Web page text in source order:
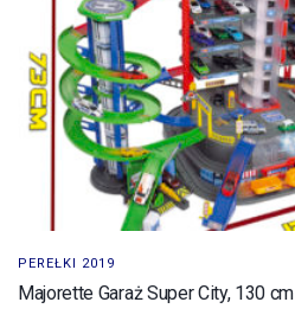
PEREŁKI 2019
Majorette Garaż Super City, 130 cm